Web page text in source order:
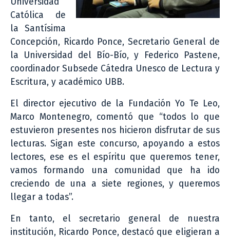
Católica de
la Santísima
Concepción, Ricardo Ponce, Secretario General de
la Universidad del Bío-Bío, y Federico Pastene,
coordinador Subsede Cátedra Unesco de Lectura y
Escritura, y académico UBB.
El director ejecutivo de la Fundación Yo Te Leo,
Marco Montenegro, comentó que “todos lo que
estuvieron presentes nos hicieron disfrutar de sus
lecturas. Sigan este concurso, apoyando a estos
lectores, ese es el espíritu que queremos tener,
vamos formando una comunidad que ha ido
creciendo de una a siete regiones, y queremos
llegar a todas”.
En tanto, el secretario general de nuestra
institución, Ricardo Ponce, destacó que eligieran a